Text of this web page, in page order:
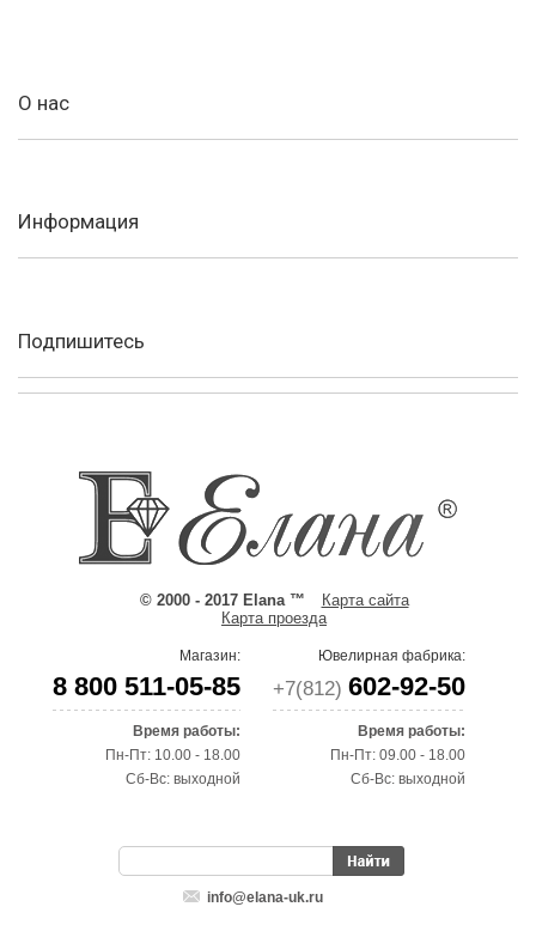
О нас
Информация
Подпишитесь
© 2000 - 2017 Elana ™
Карта сайта
Карта проезда
Магазин:
8 800 511-05-85
Время работы:
Пн-Пт: 10.00 - 18.00
Сб-Вс: выходной
Ювелирная фабрика:
+7(812) 602-92-50
Время работы:
Пн-Пт: 09.00 - 18.00
Сб-Вс: выходной
info@elana-uk.ru